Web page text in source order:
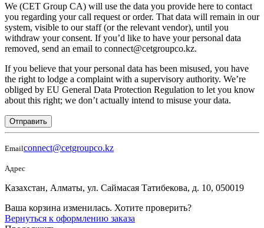
We (CET Group CA) will use the data you provide here to contact
you regarding your call request or order. That data will remain in our
system, visible to our staff (or the relevant vendor), until you
withdraw your consent. If you’d like to have your personal data
removed, send an email to connect@cetgroupco.kz.
If you believe that your personal data has been misused, you have
the right to lodge a complaint with a supervisory authority. We’re
obliged by EU General Data Protection Regulation to let you know
about this right; we don’t actually intend to misuse your data.
Отправить
Emailconnect@cetgroupco.kz
Адрес
Казахстан, Алматы, ул. Саймасая Татибекова, д. 10, 050019
Ваша корзина изменилась. Хотите проверить?
Вернуться к оформлению заказа